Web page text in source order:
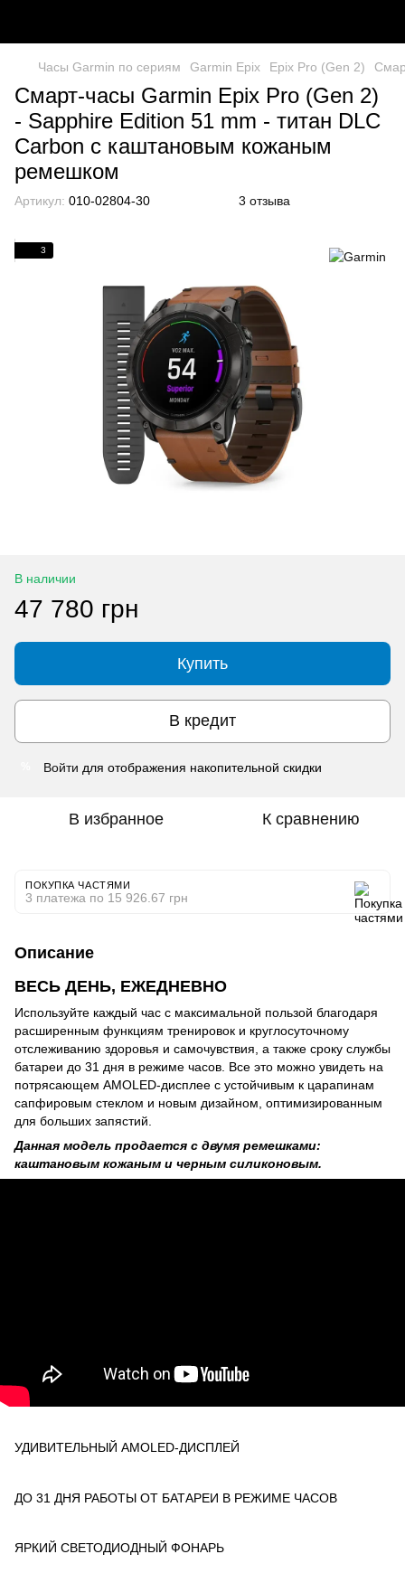
Часы Garmin по сериям Garmin Epix Epix Pro (Gen 2)
Смарт-часы Garmin Epix Pro (Gen 2)
- Sapphire Edition 51 mm - титан DLC
Carbon с каштановым кожаным
ремешком
Артикул: 010-02804-30 3 отзыва
3
В наличии
47 780 грн
Купить
В кредит
Войти для отображения накопительной скидки
В избранное К сравнению
ПОКУПКА ЧАСТЯМИ
3 платежа по 15 926.67 грн
Описание
ВЕСЬ ДЕНЬ, ЕЖЕДНЕВНО
Используйте каждый час с максимальной пользой благодаря
расширенным функциям тренировок и круглосуточному
отслеживанию здоровья и самочувствия, а также сроку службы
батареи до 31 дня в режиме часов. Все это можно увидеть на
потрясающем AMOLED-дисплее с устойчивым к царапинам
сапфировым стеклом и новым дизайном, оптимизированным
для больших запястий.
Данная модель продается с двумя ремешками:
каштановым кожаным и черным силиконовым.
УДИВИТЕЛЬНЫЙ AMOLED-ДИСПЛЕЙ
ДО 31 ДНЯ РАБОТЫ ОТ БАТАРЕИ В РЕЖИМЕ ЧАСОВ
ЯРКИЙ СВЕТОДИОДНЫЙ ФОНАРЬ